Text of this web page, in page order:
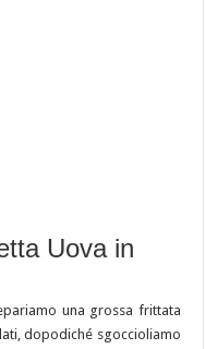
Uova in
una grossa frittata
dopodiché sgoccioliamo